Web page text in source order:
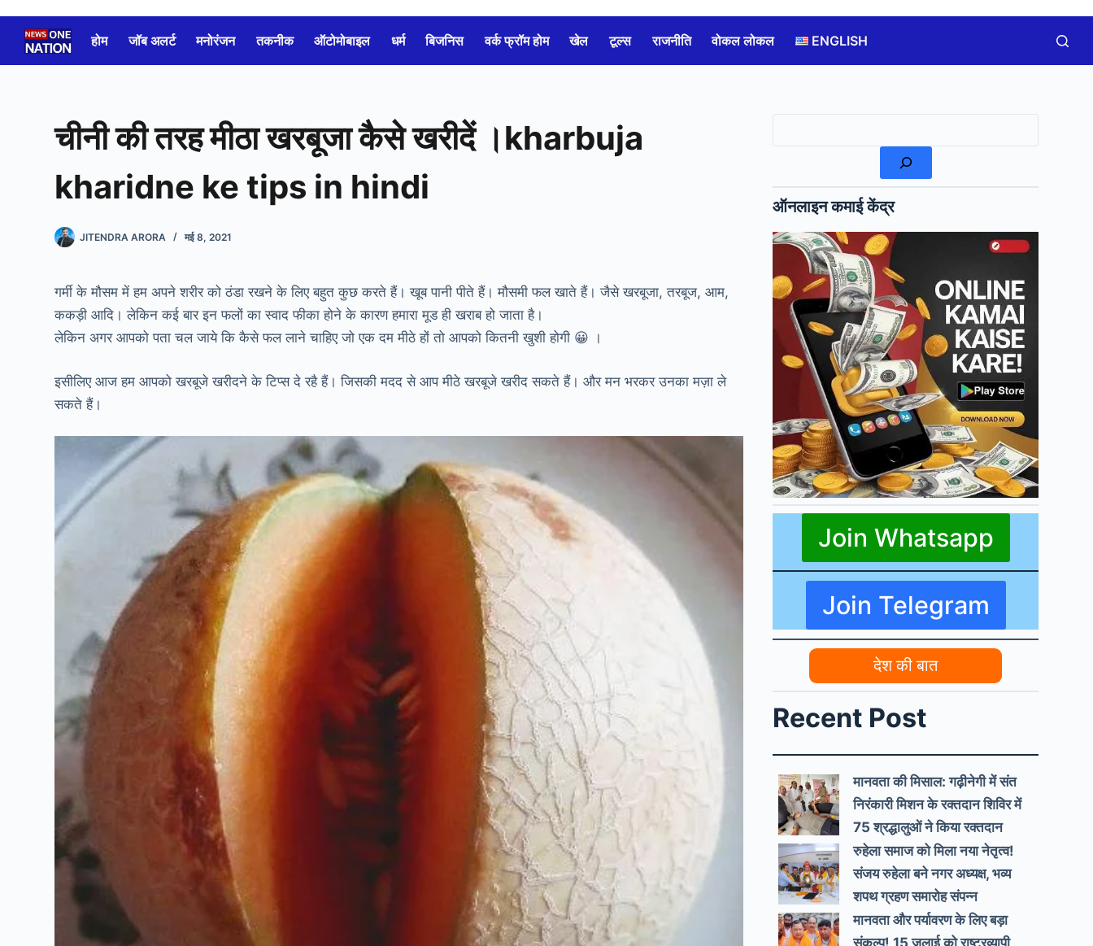
content
होम जॉब अलर्ट मनोरंजन तकनीक ऑटोमोबाइल धर्म बिजनिस वर्क फ्रॉम होम खेल टूल्स राजनीति वोकल लोकल ENGLISH
चीनी की तरह मीठा खरबूजा कैसे खरीदें ।kharbuja
kharidne ke tips in hindi
JITENDRA ARORA मई 8, 2021
गर्मी के मौसम में हम अपने शरीर को ठंडा रखने के लिए बहुत कुछ करते हैं। खूब पानी पीते हैं। मौसमी फल खाते हैं। जैसे खरबूजा, तरबूज, आम,
ककड़ी आदि। लेकिन कई बार इन फलों का स्वाद फीका होने के कारण हमारा मूड ही खराब हो जाता है।
लेकिन अगर आपको पता चल जाये कि कैसे फल लाने चाहिए जो एक दम मीठे हों तो आपको कितनी खुशी होगी 😀 ।
इसीलिए आज हम आपको खरबूजे खरीदने के टिप्स दे रहै हैं। जिसकी मदद से आप मीठे खरबूजे खरीद सकते हैं। और मन भरकर उनका मज़ा ले
सकते हैं।
ऑनलाइन कमाई केंद्र
Join Whatsapp
Join Telegram
देश की बात
Recent Post
मानवता की मिसाल: गढ़ीनेगी में संत
निरंकारी मिशन के रक्तदान शिविर में
75 श्रद्धालुओं ने किया रक्तदान
रुहेला समाज को मिला नया नेतृत्व!
संजय रुहेला बने नगर अध्यक्ष, भव्य
शपथ ग्रहण समारोह संपन्न
मानवता और पर्यावरण के लिए बड़ा